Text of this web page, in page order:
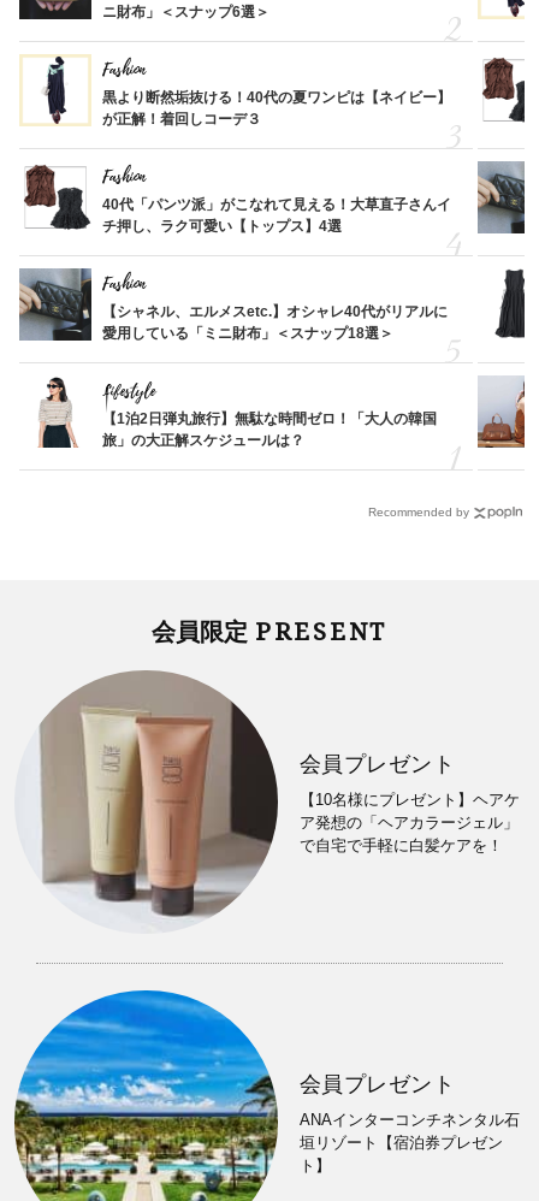
ニ財布」＜スナップ6選＞
Fashion
黒より断然垢抜ける！40代の夏ワンピは【ネイビー】
が正解！着回しコーデ３
Fashion
40代「パンツ派」がこなれて見える！大草直子さんイ
チ押し、ラク可愛い【トップス】4選
Fashion
【シャネル、エルメスetc.】オシャレ40代がリアルに
愛用している「ミニ財布」＜スナップ18選＞
Lifestyle
【1泊2日弾丸旅行】無駄な時間ゼロ！「大人の韓国
旅」の大正解スケジュールは？
Recommended by
会員限定 PRESENT
会員プレゼント
【10名様にプレゼント】ヘアケ
ア発想の「ヘアカラージェル」
で自宅で手軽に白髪ケアを！
会員プレゼント
ANAインターコンチネンタル石
垣リゾート【宿泊券プレゼン
ト】